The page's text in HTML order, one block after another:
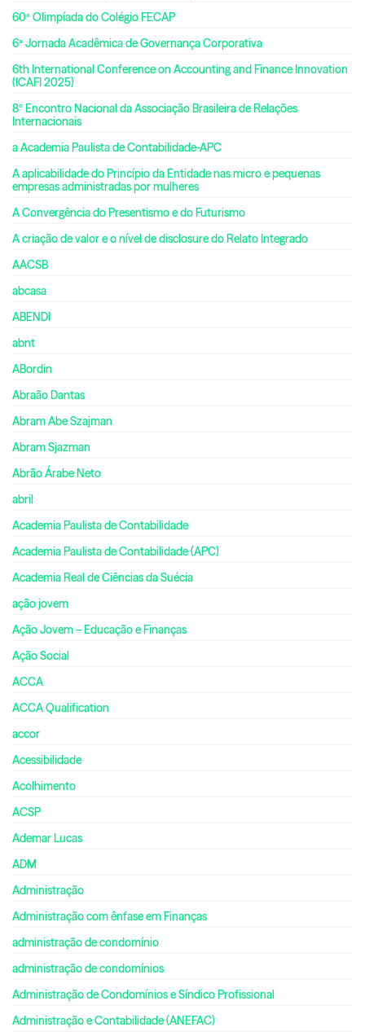
60ª Olimpíada do Colégio FECAP
6ª Jornada Acadêmica de Governança Corporativa
6th International Conference on Accounting and Finance Innovation
(ICAFI 2025)
8º Encontro Nacional da Associação Brasileira de Relações
Internacionais
a Academia Paulista de Contabilidade-APC
A aplicabilidade do Princípio da Entidade nas micro e pequenas
empresas administradas por mulheres
A Convergência do Presentismo e do Futurismo
A criação de valor e o nível de disclosure do Relato Integrado
AACSB
abcasa
ABENDI
abnt
ABordin
Abraão Dantas
Abram Abe Szajman
Abram Sjazman
Abrão Árabe Neto
abril
Academia Paulista de Contabilidade
Academia Paulista de Contabilidade (APC)
Academia Real de Ciências da Suécia
ação jovem
Ação Jovem – Educação e Finanças
Ação Social
ACCA
ACCA Qualification
accor
Acessibilidade
Acolhimento
ACSP
Ademar Lucas
ADM
Administração
Administração com ênfase em Finanças
administração de condomínio
administração de condomínios
Administração de Condomínios e Síndico Profissional
Administração e Contabilidade (ANEFAC)